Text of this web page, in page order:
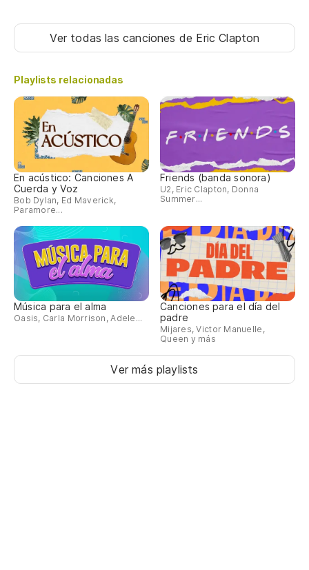
Ver todas las canciones de Eric Clapton
Playlists relacionadas
En acústico: Canciones A
Cuerda y Voz
Bob Dylan, Ed Maverick,
Paramore...
Friends (banda sonora)
U2, Eric Clapton, Donna
Summer...
Música para el alma
Oasis, Carla Morrison, Adele...
Canciones para el día del
padre
Mijares, Victor Manuelle,
Queen y más
Ver más playlists